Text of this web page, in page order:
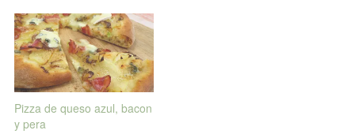
Pizza de queso azul, bacon
y pera